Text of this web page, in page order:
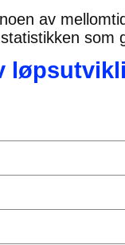
av
som